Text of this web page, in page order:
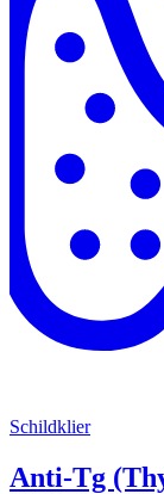
Schildklier
Anti-Tg